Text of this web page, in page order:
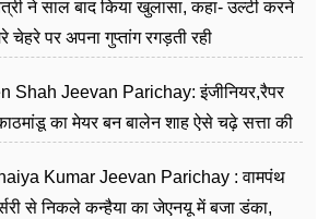
ने साल बाद किया खुलासा, कहा- उल्टी करने
चेहरे पर अपना गुप्तांग रगड़ती रही
Shah Jeevan Parichay: इंजीनियर,रैपर
का मेयर बन बालेन शाह ऐसे चढ़े सत्ता की
Kumar Jeevan Parichay : वामपंथ
से निकले कन्हैया का जेएनयू में बजा डंका,